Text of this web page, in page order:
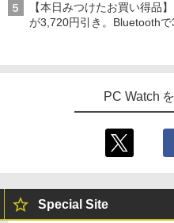
【本日みつけたお買い得品
が3,720円引き。Bluetooth
PC Watch
Special Site